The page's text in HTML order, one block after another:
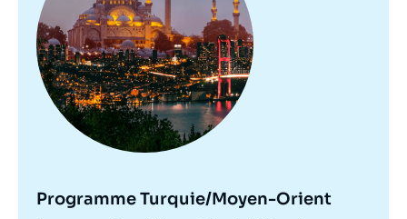
Programme Turquie/Moyen-Orient